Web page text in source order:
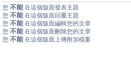
您 不能 在這個版面發表主題
您 不能 在這個版面回覆主題
您 不能 在這個版面編輯您的文章
您 不能 在這個版面刪除您的文章
您 不能 在這個版面上傳附加檔案